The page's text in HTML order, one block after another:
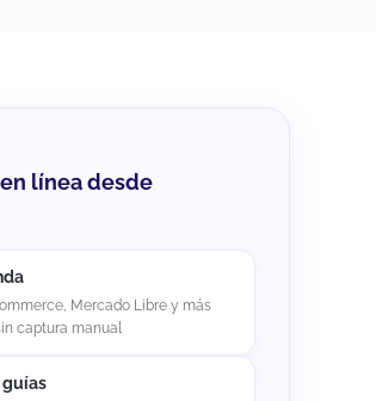
línea desde
Mercado Libre y más
captura manual
guías